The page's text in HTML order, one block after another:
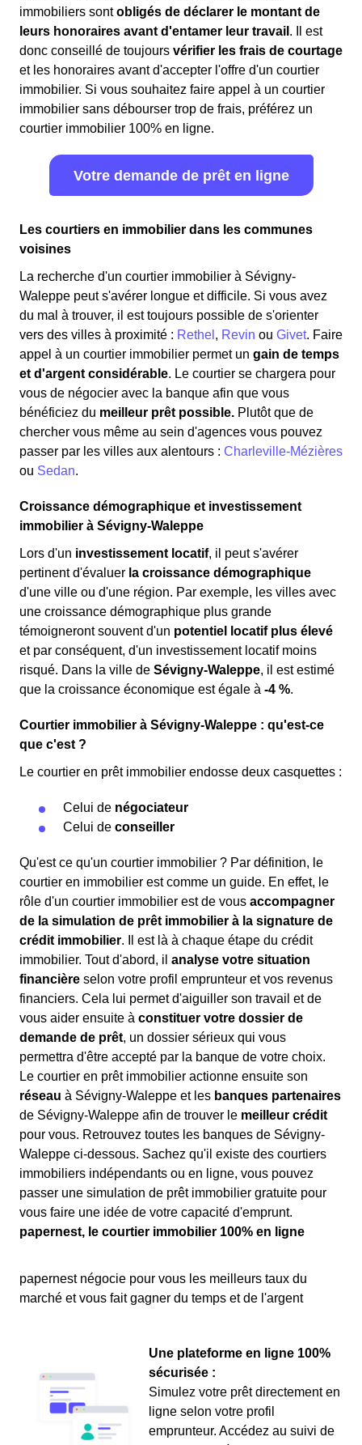
immobiliers sontobligés de déclarer le montant de
leurs honoraires avant d'entamer leur travail . Il est
donc conseillé de toujours vérifier les frais de courtage
et les honoraires avant d'accepter l'offre d'un courtier
immobilier. Si vous souhaitez faire appel à un courtier
immobilier sans débourser trop de frais, préférez un
courtier immobilier 100% en ligne.
Votre demande de prêt en ligne
Les courtiers en immobilier dans les communes
voisines
La recherche d'un courtier immobilier à Sévigny-
Waleppe peut s'avérer longue et difficile. Si vous avez
du mal à trouver, il est toujours possible de s'orienter
vers des villes à proximité : Rethel , Revin ou Givet. Faire
appel à un courtier immobilier permet un gain de temps
et d'argent considérable. Le courtier se chargera pour
vous de négocier avec la banque afin que vous
bénéficiez du meilleur prêt possible. Plutôt que de
chercher vous même au sein d'agences vous pouvez
passer par les villes aux alentours : Charleville-Mézières
ou Sedan.
Croissance démographique et investissement
immobilier à Sévigny-Waleppe
Lors d'un investissement locatif, il peut s'avérer
pertinent d'évaluer la croissance démographique
d'une ville ou d'une région. Par exemple, les villes avec
une croissance démographique plus grande
témoigneront souvent d'un potentiel locatif plus élevé
et par conséquent, d'un investissement locatif moins
risqué. Dans la ville de Sévigny-Waleppe, il est estimé
que la croissance économique est égale à -4 %.
Courtier immobilier à Sévigny-Waleppe : qu'est-ce
que c'est ?
Le courtier en prêt immobilier endosse deux casquettes :
Celui de négociateur
Celui de conseiller
Qu'est ce qu'un courtier immobilier ? Par définition, le
courtier en immobilier est comme un guide. En effet, le
rôle d'un courtier immobilier est de vous accompagner
de la simulation de prêt immobilier à la signature de
crédit immobilier. Il est là à chaque étape du crédit
immobilier. Tout d'abord, il analyse votre situation
financière selon votre profil emprunteur et vos revenus
financiers. Cela lui permet d'aiguiller son travail et de
vous aider ensuite à constituer votre dossier de
demande de prêt, un dossier sérieux qui vous
permettra d'être accepté par la banque de votre choix.
Le courtier en prêt immobilier actionne ensuite son
réseau à Sévigny-Waleppe et les banques partenaires
de Sévigny-Waleppe afin de trouver le meilleur crédit
pour vous. Retrouvez toutes les banques de Sévigny-
Waleppe ci-dessous. Sachez qu'il existe des courtiers
immobiliers indépendants ou en ligne, vous pouvez
passer une simulation de prêt immobilier gratuite pour
vous faire une idée de votre capacité d'emprunt.
papernest, le courtier immobilier 100% en ligne
papernest négocie pour vous les meilleurs taux du
marché et vous fait gagner du temps et de l'argent
Une plateforme en ligne 100%
sécurisée :
Simulez votre prêt directement en
ligne selon votre profil
emprunteur. Accédez au suivi de